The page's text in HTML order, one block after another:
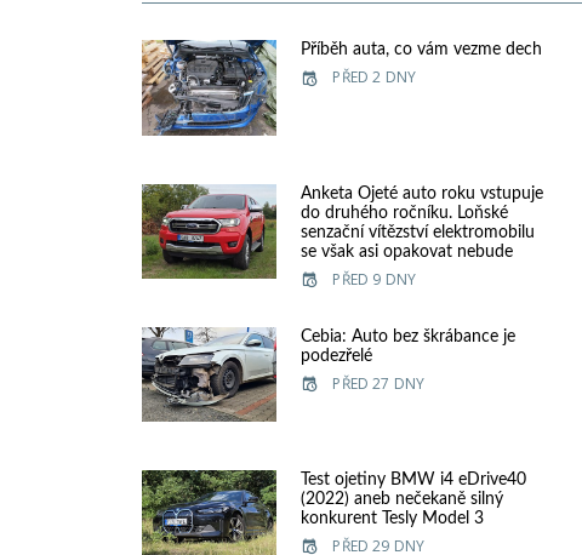
Příběh auta, co vám vezme dech
PŘED 2 DNY
Anketa Ojeté auto roku vstupuje
do druhého ročníku. Loňské
senzační vítězství elektromobilu
se však asi opakovat nebude
PŘED 9 DNY
Cebia: Auto bez škrábance je
podezřelé
PŘED 27 DNY
Test ojetiny BMW i4 eDrive40
(2022) aneb nečekaně silný
konkurent Tesly Model 3
PŘED 29 DNY